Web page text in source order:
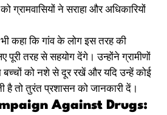
ग्रामवासियों ने सराहा और अधिकारियों
कहा कि गांव के लोग इस तरह की
पूरी तरह से सहयोग देंगे। उन्होंने ग्रामीणों
को नशे से दूर रखें और यदि उन्हें कोई
है तो तुरंत प्रशासन को जानकारी दें।
Against Drugs: